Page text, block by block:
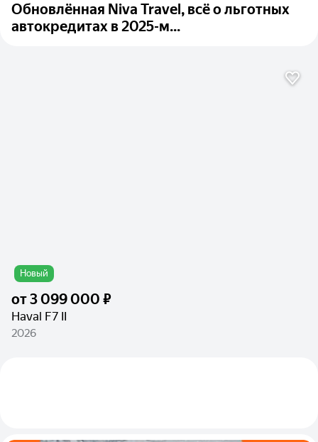
Обновлённая Niva Travel, всё о льготных
автокредитах в 2025-м...
Новый
от3 099 000 ₽
Haval F7 II
2026